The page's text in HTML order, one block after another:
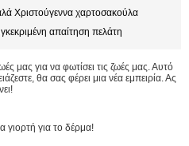
Χριστούγεννα χαρτοσακούλα
απαίτηση πελάτη
μας για να φωτίσει τις ζωές μας. Αυτό
θα σας φέρει μια νέα εμπειρία. Ας
γιορτή για το δέρμα!